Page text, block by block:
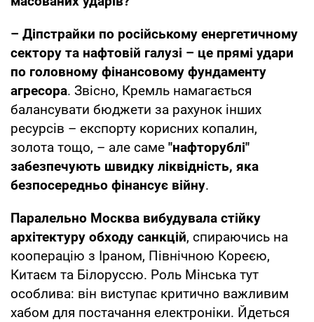
– Діпстрайки по російському енергетичному
сектору та нафтовій галузі – це прямі удари
по головному фінансовому фундаменту
агресора. Звісно, Кремль намагається
балансувати бюджети за рахунок інших
ресурсів – експорту корисних копалин,
золота тощо, – але саме "нафторублі"
забезпечують швидку ліквідність, яка
безпосередньо фінансує війну.
Паралельно Москва вибудувала стійку
архітектуру обходу санкцій, спираючись на
кооперацію з Іраном, Північною Кореєю,
Китаєм та Білоруссю. Роль Мінська тут
особлива: він виступає критично важливим
хабом для постачання електроніки. Йдеться